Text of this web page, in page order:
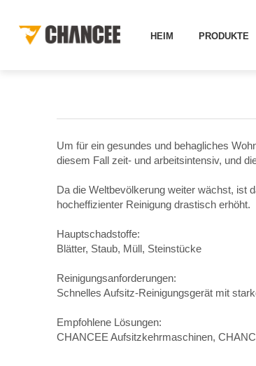
HEIM PRODUKTE
HEIMAT ANDERE
Um für ein gesundes und behagliches
diesem Fall zeit- und arbeitsintensiv, und
Da die Weltbevölkerung weiter wächst, ist
hocheffizienter Reinigung drastisch erhöht.
Hauptschadstoffe:
Blätter, Staub, Müll, Steinstücke
Reinigungsanforderungen:
Schnelles Aufsitz-Reinigungsgerät mit
Empfohlene Lösungen:
CHANCEE Aufsitzkehrmaschinen,